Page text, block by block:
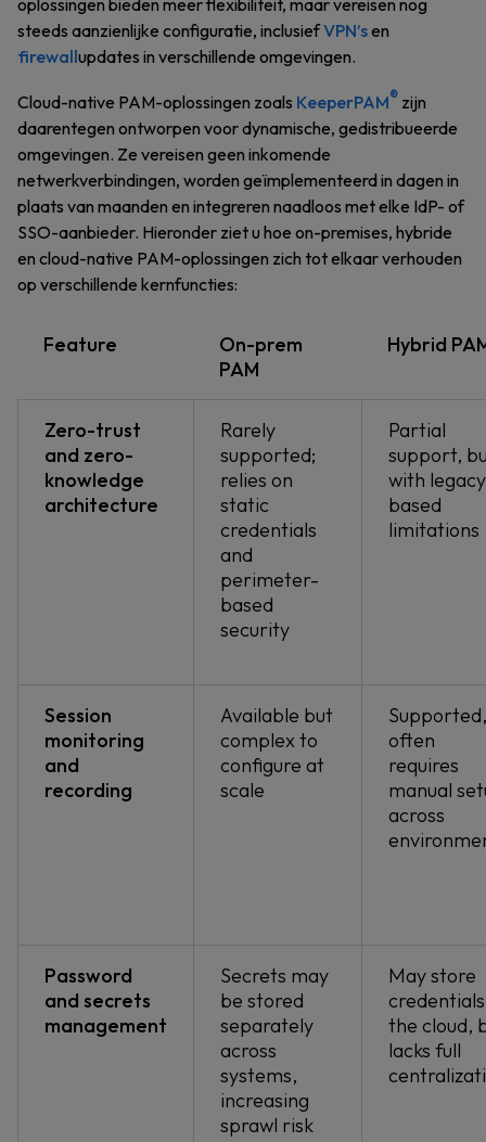
oplossingen bieden meer flexibiliteit, maar vereisen nog
steeds aanzienlijke configuratie, inclusiefVPN’sen
firewallupdates in verschillende omgevingen.
Cloud-native PAM-oplossingen zoals KeeperPAM® zijn
daarentegen ontworpen voor dynamische, gedistribueerde
omgevingen. Ze vereisen geen inkomende
netwerkverbindingen, worden geïmplementeerd in dagen in
plaats van maanden en integreren naadloos met elke IdP- of
SSO-aanbieder. Hieronder ziet u hoe on-premises, hybride
en cloud-native PAM-oplossingen zich tot elkaar verhouden
op verschillende kernfuncties:
Feature
On-prem
PAM
Hybrid
Zero-trust
and zero-
knowledge
architecture
Rarely
supported;
relies on
static
credentials
and
perimeter-
based
security
Partial
support,
with
based
limitations
Session
monitoring
and
recording
Available but
complex to
configure at
scale
Supported,
often
requires
manual
across
Password
and secrets
management
Secrets may
be stored
separately
across
systems,
increasing
sprawl risk
May store
the cloud,
lacks full